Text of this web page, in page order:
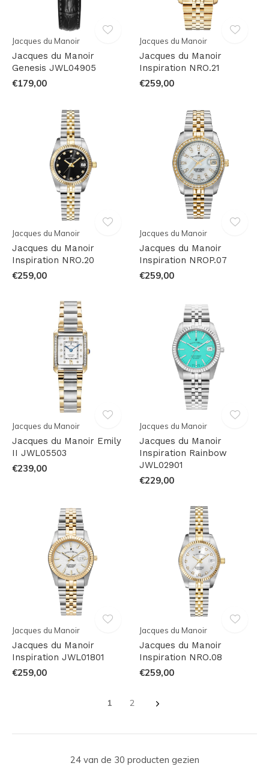
Jacques du Manoir
Jacques du Manoir
Genesis JWL04905
€179,00
Jacques du Manoir
Jacques du Manoir
Inspiration NRO.21
€259,00
Jacques du Manoir
Jacques du Manoir
Inspiration NRO.20
€259,00
Jacques du Manoir
Jacques du Manoir
Inspiration NROP.07
€259,00
Jacques du Manoir
Jacques du Manoir Emily
II JWL05503
€239,00
Jacques du Manoir
Jacques du Manoir
Inspiration Rainbow
JWL02901
€229,00
Jacques du Manoir
Jacques du Manoir
Inspiration JWL01801
€259,00
Jacques du Manoir
Jacques du Manoir
Inspiration NRO.08
€259,00
1 2
24 van de 30 producten gezien